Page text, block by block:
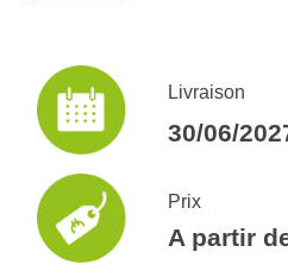
Livraison
30/06/
Prix
A partir